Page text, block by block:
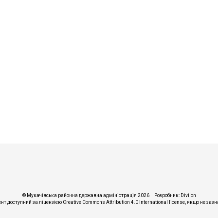
© Мукачівська районна державна адміністрація 2026 Розробник: Divilon
доступний за ліцензією Creative Commons Attribution 4.0 International license, якщо не